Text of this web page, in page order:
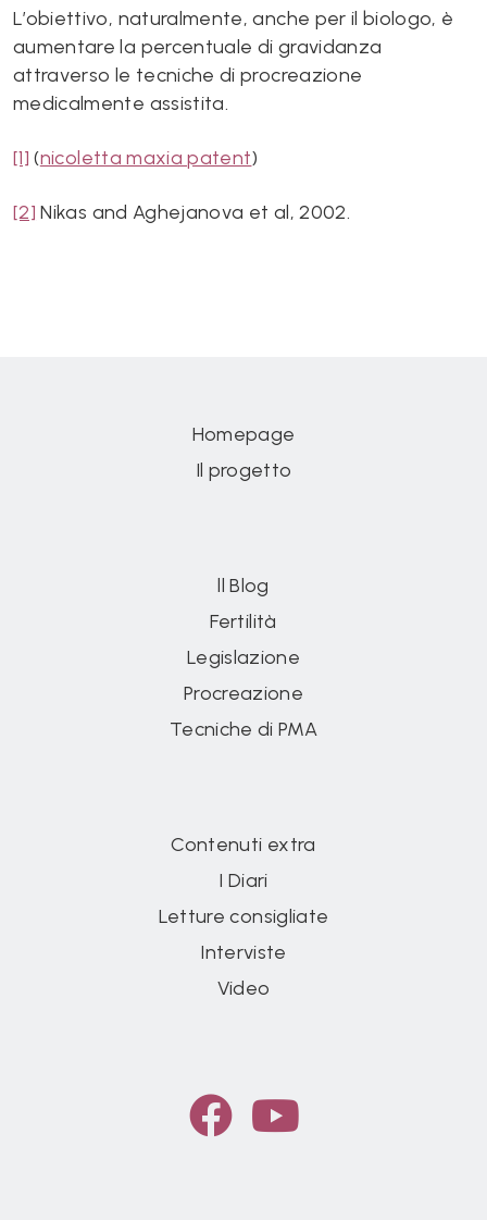
L’obiettivo, naturalmente, anche per il biologo, è
aumentare la percentuale di gravidanza
attraverso le tecniche di procreazione
medicalmente assistita.
[1] (nicoletta maxia patent)
[2] Nikas and Aghejanova et al, 2002.
Homepage
Il progetto
ll Blog
Fertilità
Legislazione
Procreazione
Tecniche di PMA
Contenuti extra
I Diari
Letture consigliate
Interviste
Video